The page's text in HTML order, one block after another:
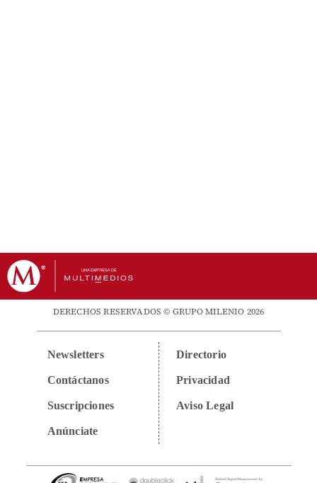
DERECHOS RESERVADOS © GRUPO MILENIO 2026
Newsletters
Contáctanos
Suscripciones
Anúnciate
Directorio
Privacidad
Aviso Legal